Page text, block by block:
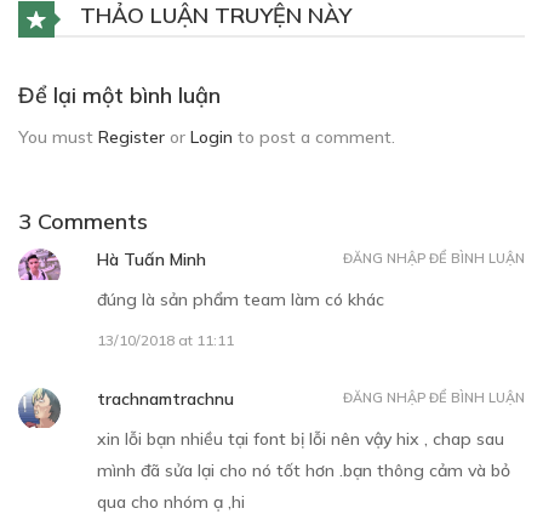
THẢO LUẬN TRUYỆN NÀY
Để lại một bình luận
You must Register or Login to post a comment.
3 Comments
Hà Tuấn Minh
đúng là sản phẩm team làm có khác
13/10/2018 at 11:11
ĐĂNG NHẬP ĐỂ BÌNH LUẬN
trachnamtrachnu
xin lỗi bạn nhiều tại font bị lỗi nên vậy hix , chap sau
mình đã sửa lại cho nó tốt hơn .bạn thông cảm và bỏ
qua cho nhóm ạ ,hi
ĐĂNG NHẬP ĐỂ BÌNH LUẬN